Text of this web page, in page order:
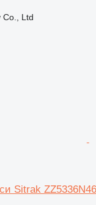
Co., Ltd
Sitrak